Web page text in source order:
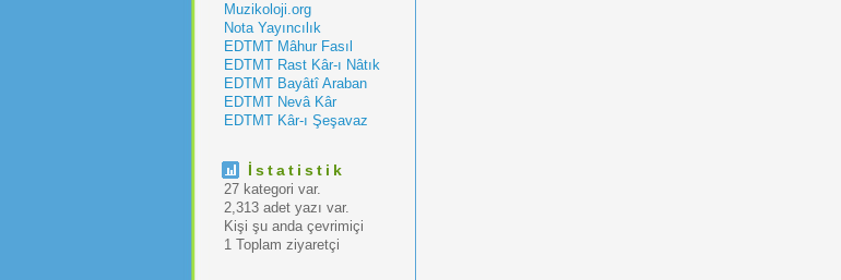
Muzikoloji.org
Nota Yayıncılık
EDTMT Mâhur Fasıl
EDTMT Rast Kâr-ı Nâtık
EDTMT Bayâtî Araban
EDTMT Nevâ Kâr
EDTMT Kâr-ı Şeşavaz
İstatistik
27 kategori var.
2,313 adet yazı var.
Kişi şu anda çevrimiçi
1 Toplam ziyaretçi